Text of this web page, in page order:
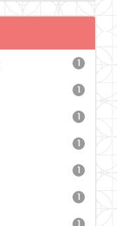
1
1
1
1
1
1
1